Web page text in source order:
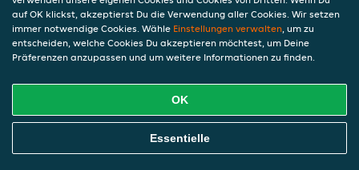
Solltest du weitere Fragen oder Beschwerden in Bezug auf
die Verarbeitung deiner personenbezogenen Daten haben,
kontaktieren wir dich gerne. Wir würden uns auch über
Tipps oder Vorschläge zur Verbesserung unserer Erklärung
JET nimmt den Schutz personenbezogener Daten sehr ernst
und daher ergreifen wir angemessene Maßnahmen, um
auf OK klickst, akzeptierst Du die Verwendung aller Cookies. Wir setzen
immer notwendige Cookies. Wähle Einstellungen verwalten, um zu
entscheiden, welche Cookies Du akzeptieren möchtest, um Deine
Präferenzen anzupassen und um weitere Informationen zu finden.
OK
Essentielle